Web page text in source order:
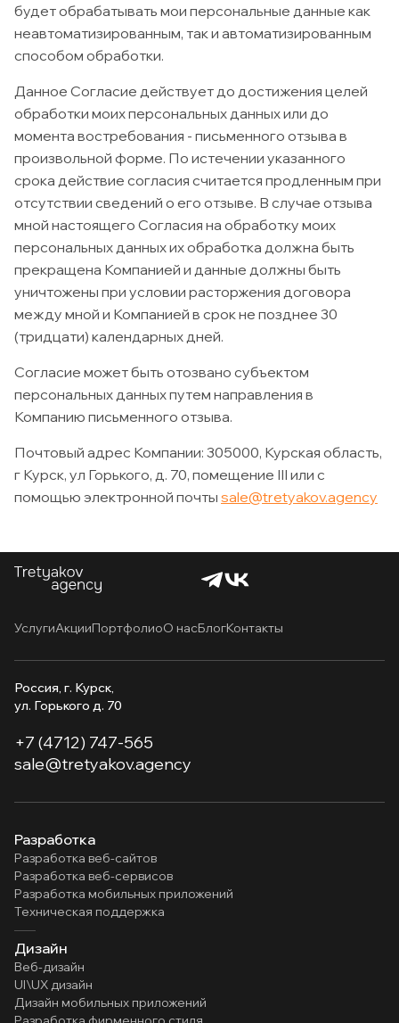
будет обрабатывать мои персональные данные как
неавтоматизированным, так и автоматизированным
способом обработки.
Данное Согласие действует до достижения целей
обработки моих персональных данных или до
момента востребования - письменного отзыва в
произвольной форме. По истечении указанного
срока действие согласия считается продленным при
отсутствии сведений о его отзыве. В случае отзыва
мной настоящего Согласия на обработку моих
персональных данных их обработка должна быть
прекращена Компанией и данные должны быть
уничтожены при условии расторжения договора
между мной и Компанией в срок не позднее 30
(тридцати) календарных дней.
Согласие может быть отозвано субъектом
персональных данных путем направления в
Компанию письменного отзыва.
Почтовый адрес Компании: 305000, Курская область,
г Курск, ул Горького, д. 70, помещение III или с
помощью электронной почты sale@tretyakov.agency
УслугиАкцииПортфолиоО насБлогКонтакты
Россия, г. Курск,
ул. Горького д. 70
+7 (4712) 747-565
sale@tretyakov.agency
Разработка
Разработка веб-сайтов
Разработка веб-сервисов
Разработка мобильных приложений
Техническая поддержка
Дизайн
Веб-дизайн
UI\UX дизайн
Дизайн мобильных приложений